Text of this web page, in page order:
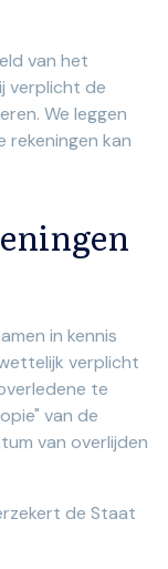
van het
verplicht de
We leggen
rekeningen kan
in kennis
verplicht
te
van de
van overlijden
de Staat